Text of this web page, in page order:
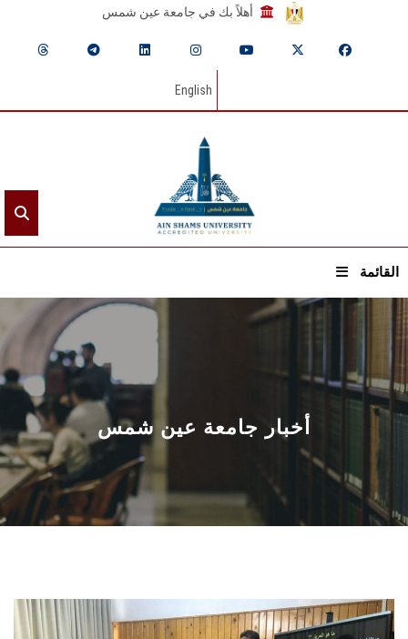
أهلاً بك في جامعة عين شمس
English
القائمة
الرئيسيـة
عن الجامعة
القطاعـات
الشئون الأكاديمية
البحث العلمي
المراكز والوحدات
أخبار جامعة عين شمس